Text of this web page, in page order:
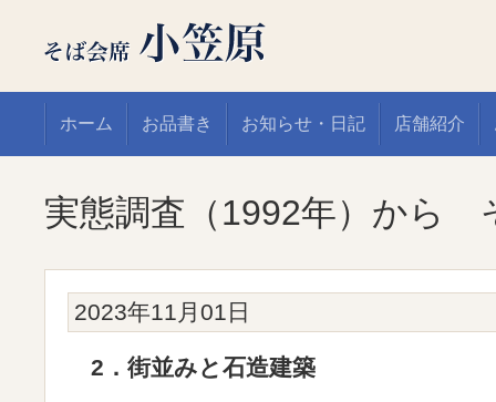
ホーム お品書き お知らせ・日記 店舗紹介
実態調査（1992年）から
2023年11月01日
2．街並みと石造建築